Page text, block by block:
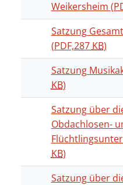
Weikersheim
Satzung
(PDF,287 KB)
Satzung
KB)
Satzung über
Obdachlosen-
KB)
Satzung über